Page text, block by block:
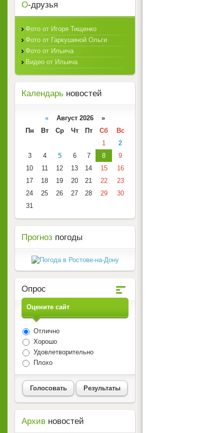
О-друзья
Фото от Игоря Тищенко
Фото от Гаркушиной Ольги
Фото от Ильича
Видео от Ильича
Календарь новостей
« Август 2026 »
Пн
Вт Ср Чт Пт Сб
Вс
1
2
3
4 5 6 7 8
9
10
11 12 13 14 15
16
17
18 19 20 21 22
23
24
25 26 27 28 29
30
31
Прогноз погоды
Опрос
Оцените сайт
Отлично
Хорошо
Удовлетворительно
Плохо
Голосовать Результаты
Архив новостей